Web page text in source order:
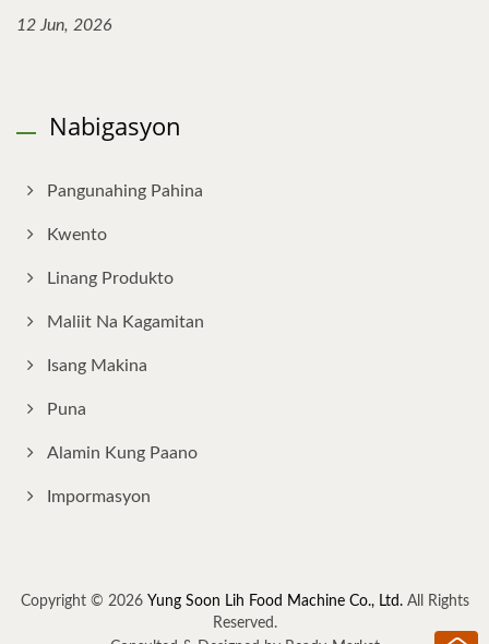
12 Jun, 2026
Nabigasyon
Pangunahing Pahina
Kwento
Linang Produkto
Maliit Na Kagamitan
Isang Makina
Puna
Alamin Kung Paano
Impormasyon
Copyright © 2026 Yung Soon Lih Food Machine Co., Ltd.All Rights
Reserved.